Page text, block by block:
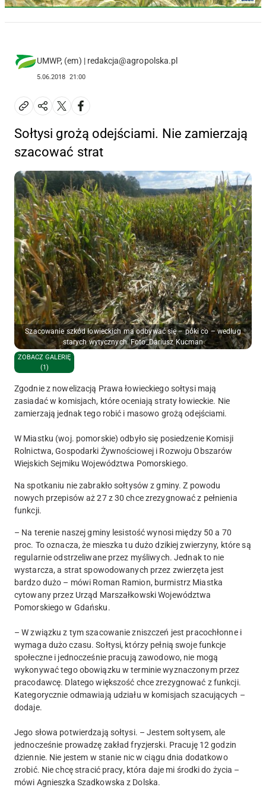
UMWP, (em) | redakcja@agropolska.pl
5.06.2018 21:00
Sołtysi grożą odejściami. Nie zamierzają
szacować strat
Szacowanie szkód łowieckich ma odbywać się – póki co – według
starych wytycznych. Foto_Dariusz Kucman
ZOBACZ GALERIĘ
(1)
Zgodnie z nowelizacją Prawa łowieckiego sołtysi mają
zasiadać w komisjach, które oceniają straty łowieckie. Nie
zamierzają jednak tego robić i masowo grożą odejściami.
W Miastku (woj. pomorskie) odbyło się posiedzenie Komisji
Rolnictwa, Gospodarki Żywnościowej i Rozwoju Obszarów
Wiejskich Sejmiku Województwa Pomorskiego.
Na spotkaniu nie zabrakło sołtysów z gminy. Z powodu
nowych przepisów aż 27 z 30 chce zrezygnować z pełnienia
funkcji.
– Na terenie naszej gminy lesistość wynosi między 50 a 70
proc. To oznacza, że mieszka tu dużo dzikiej zwierzyny, które są
regularnie odstrzeliwane przez myśliwych. Jednak to nie
wystarcza, a strat spowodowanych przez zwierzęta jest
bardzo dużo – mówi Roman Ramion, burmistrz Miastka
cytowany przez Urząd Marszałkowski Województwa
Pomorskiego w Gdańsku.
– W związku z tym szacowanie zniszczeń jest pracochłonne i
wymaga dużo czasu. Sołtysi, którzy pełnią swoje funkcje
społeczne i jednocześnie pracują zawodowo, nie mogą
wykonywać tego obowiązku w terminie wyznaczonym przez
pracodawcę. Dlatego większość chce zrezygnować z funkcji.
Kategorycznie odmawiają udziału w komisjach szacujących –
dodaje.
Jego słowa potwierdzają sołtysi. – Jestem sołtysem, ale
jednocześnie prowadzę zakład fryzjerski. Pracuję 12 godzin
dziennie. Nie jestem w stanie nic w ciągu dnia dodatkowo
zrobić. Nie chcę stracić pracy, która daje mi środki do życia –
mówi Agnieszka Szadkowska z Dolska.